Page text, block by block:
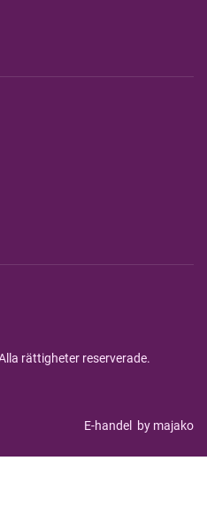
rättigheter reserverade.
E-handel by majako